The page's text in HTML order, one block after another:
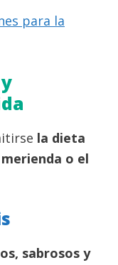
para la
la dieta
o el
sabrosos y